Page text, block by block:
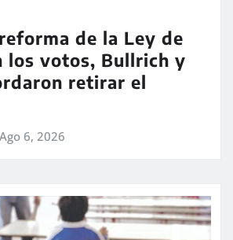
de la Ley de
los votos, Bullrich y
retirar el
Ago 6, 2026